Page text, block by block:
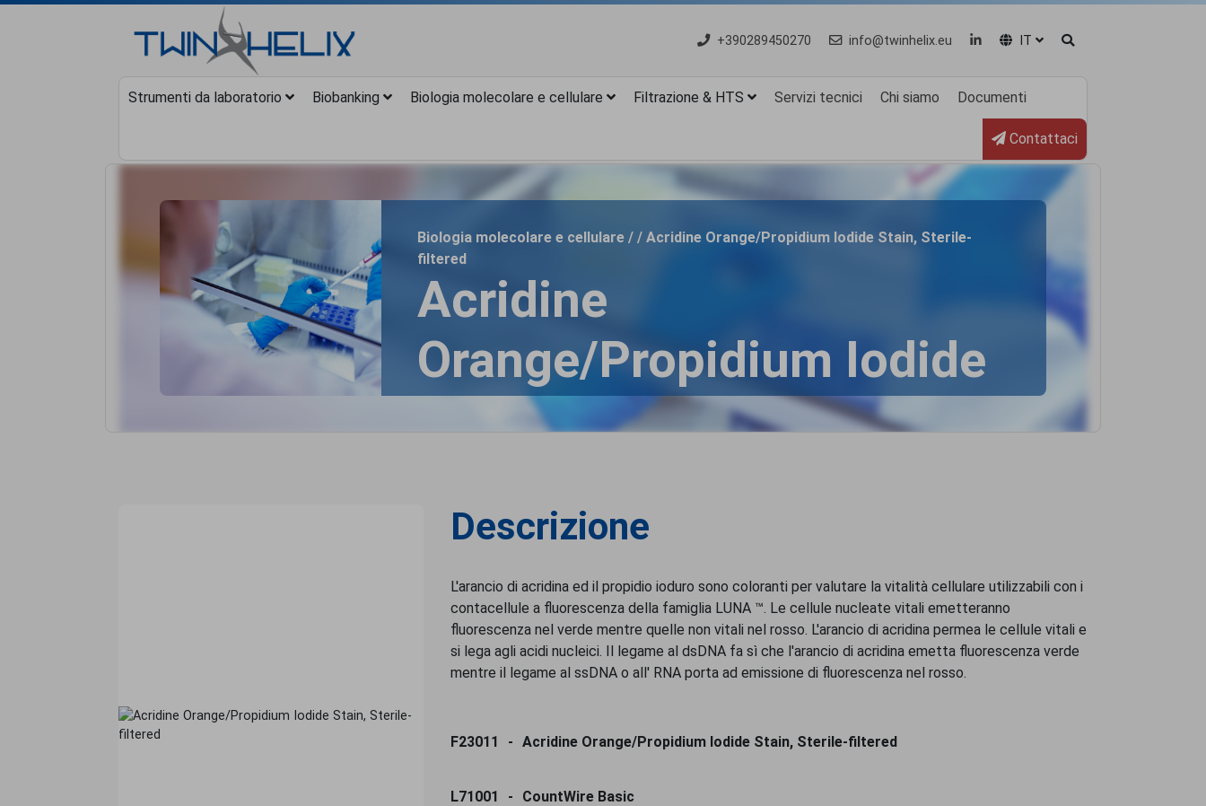
IT
info@twinhelix.eu
+390289450270
Strumenti da laboratorio Biobanking Biologia molecolare e cellulare Filtrazione & HTS Servizi tecnici Chi siamo Documenti
Contattaci
Biologia molecolare e cellulare / / Acridine Orange/Propidium Iodide Stain, Sterile-
filtered
Acridine
Orange/Propidium Iodide
Stain, Sterile-filtered
Descrizione
L'arancio di acridina ed il propidio ioduro sono coloranti per valutare la vitalità cellulare utilizzabili con i
contacellule a fluorescenza della famiglia LUNA ™. Le cellule nucleate vitali emetteranno
fluorescenza nel verde mentre quelle non vitali nel rosso. L'arancio di acridina permea le cellule vitali e
si lega agli acidi nucleici. Il legame al dsDNA fa sì che l'arancio di acridina emetta fluorescenza verde
mentre il legame al ssDNA o all' RNA porta ad emissione di fluorescenza nel rosso.
F23011 Acridine Orange/Propidium Iodide Stain, Sterile-filtered
L71001 CountWire Basic